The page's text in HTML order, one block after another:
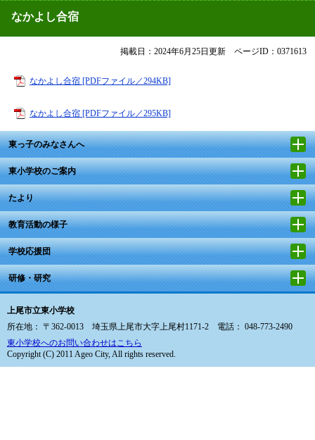
なかよし合宿
掲載日：2024年6月25日更新 ページID：0371613
なかよし合宿 [PDFファイル／294KB]
なかよし合宿 [PDFファイル／295KB]
東っ子のみなさんへ
東小学校のご案内
たより
教育活動の様子
学校応援団
研修・研究
上尾市立東小学校
所在地： 〒362-0013 埼玉県上尾市大字上尾村1171-2 電話： 048-773-2490
東小学校へのお問い合わせはこちら
Copyright (C) 2011 Ageo City, All rights reserved.